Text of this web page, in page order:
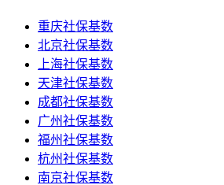
重庆社保基数
北京社保基数
上海社保基数
天津社保基数
成都社保基数
广州社保基数
福州社保基数
杭州社保基数
南京社保基数